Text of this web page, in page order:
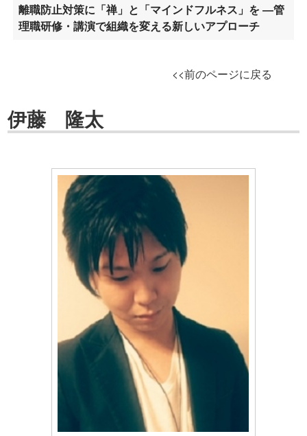
離職防止対策に「禅」と「マインドフルネス」を ―管
理職研修・講演で組織を変える新しいアプローチ
<<前のページに戻る
伊藤 隆太